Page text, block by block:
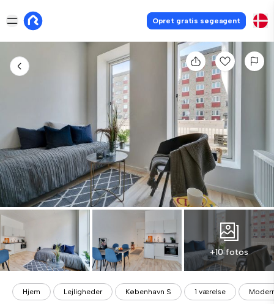
Opret gratis søgeagent
+10 fotos
Hjem Lejligheder København S 1 værelse